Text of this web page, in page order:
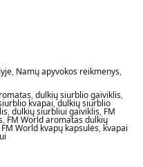
, Namų apyvokos reikmenys,
,dulkių siurblio gaiviklis,
kvapai,dulkių siurblio
,dulkių siurbliui gaiviklis, FM
, FM World aromatas dulkių
FM World kvapų kapsulės, kvapai